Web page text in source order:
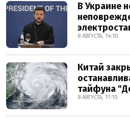
В Украине
8 АВГУСТА, 14:10
Китай
тайфуна
8 АВГУСТА, 17:10